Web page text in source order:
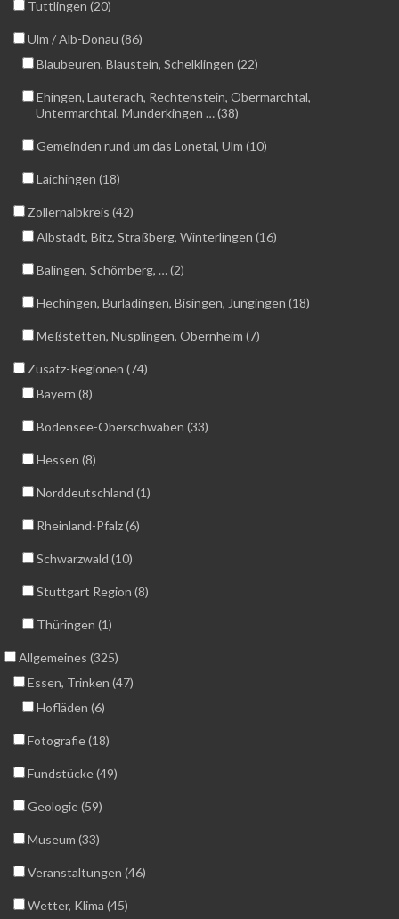
Tuttlingen (20)
Ulm / Alb-Donau (86)
Blaubeuren, Blaustein, Schelklingen (22)
Ehingen, Lauterach, Rechtenstein, Obermarchtal,
Untermarchtal, Munderkingen … (38)
Gemeinden rund um das Lonetal, Ulm (10)
Laichingen (18)
Zollernalbkreis (42)
Albstadt, Bitz, Straßberg, Winterlingen (16)
Balingen, Schömberg, … (2)
Hechingen, Burladingen, Bisingen, Jungingen (18)
Meßstetten, Nusplingen, Obernheim (7)
Zusatz-Regionen (74)
Bayern (8)
Bodensee-Oberschwaben (33)
Hessen (8)
Norddeutschland (1)
Rheinland-Pfalz (6)
Schwarzwald (10)
Stuttgart Region (8)
Thüringen (1)
Allgemeines (325)
Essen, Trinken (47)
Hofläden (6)
Fotografie (18)
Fundstücke (49)
Geologie (59)
Museum (33)
Veranstaltungen (46)
Wetter, Klima (45)